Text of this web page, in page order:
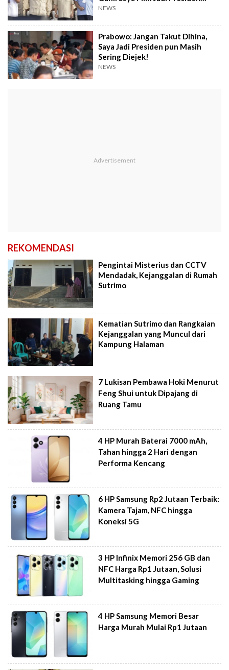
Buruh
NEWS
Prabowo: Jangan Takut Dihina,
Saya Jadi Presiden pun Masih
Sering Diejek!
NEWS
REKOMENDASI
Pengintai Misterius dan CCTV
Mendadak, Kejanggalan di Rumah
Sutrimo
Kematian Sutrimo dan Rangkaian
Kejanggalan yang Muncul dari
Kampung Halaman
7 Lukisan Pembawa Hoki Menurut
Feng Shui untuk Dipajang di
Ruang Tamu
4 HP Murah Baterai 7000 mAh,
Tahan hingga 2 Hari dengan
Performa Kencang
6 HP Samsung Rp2 Jutaan Terbaik:
Kamera Tajam, NFC hingga
Koneksi 5G
3 HP Infinix Memori 256 GB dan
NFC Harga Rp1 Jutaan, Solusi
Multitasking hingga Gaming
4 HP Samsung Memori Besar
Harga Murah Mulai Rp1 Jutaan